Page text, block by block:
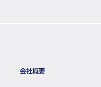
会社概要